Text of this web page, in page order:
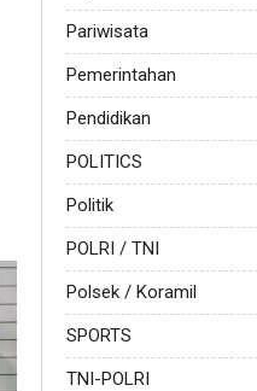
Pariwisata
Pemerintahan
Pendidikan
POLITICS
Politik
POLRI / TNI
Polsek / Koramil
SPORTS
TNI-POLRI